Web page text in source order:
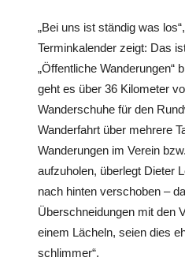
„Bei uns ist ständig was
Terminkalender zeigt: Das
„Öffentliche Wanderungen“
geht es über 36 Kilometer
Wanderschuhe für den
Wanderfahrt über mehrere
Wanderungen im Verein
aufzuholen, überlegt Dieter
nach hinten verschoben –
Überschneidungen mit den
einem Lächeln, seien dies
schlimmer“.